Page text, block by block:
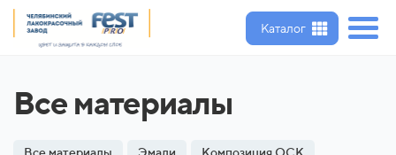
Каталог
Все материалы